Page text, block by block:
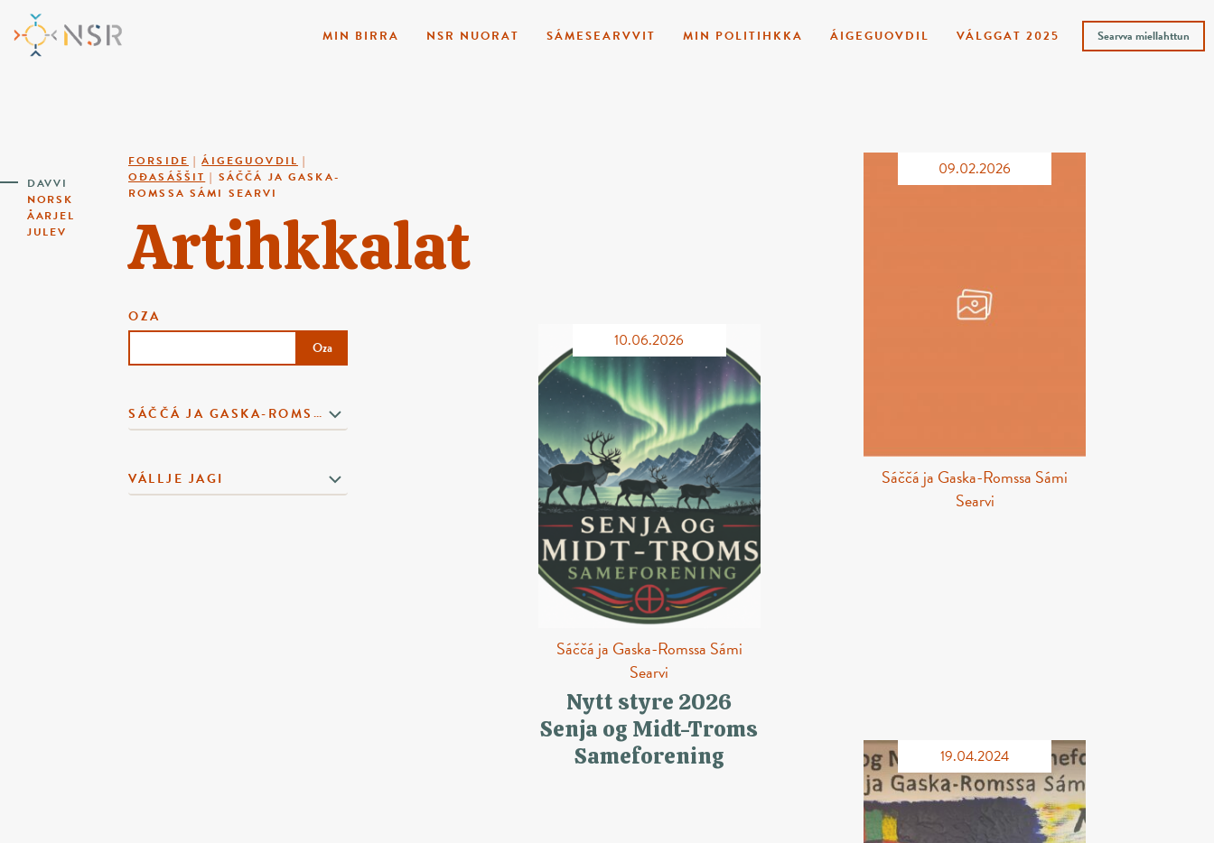
DAVVI
NORSK
ÅARJEL
JULEV
MIN BIRRA NSR NUORAT SÁMESEARVVIT MIN POLITIHKKA ÁIGEGUOVDIL VÁLGGAT 2025 Searvva miellahttun
FORSIDE |ÁIGEGUOVDIL |
OĐASÁŠŠIT | SÁČČÁ JA GASKA-
ROMSSA SÁMI SEARVI
Artihkkalat
OZA
Oza
SÁČČÁ JA GASKA-ROMSSA SÁMI SEARVI
VÁLLJE JAGI
10.06.2026
Sáččá ja Gaska-Romssa Sámi
Searvi
Nytt styre 2026
Senja og Midt-Troms
Sameforening
09.02.2026
Sáččá ja Gaska-Romssa Sámi
Searvi
19.04.2024